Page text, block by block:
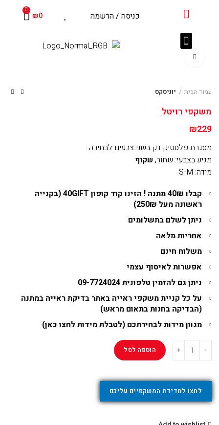
מֻפְעֶלֶת
בִּקְלִיק
לִנְגִישׁוּת
הָאֲתָר.
₪0
0
כניסה / הרשמה
עמוד הבית יוניסקס
משקפי רויטל
₪229
מסגרת פלסטיק דק בשני צבעים לבחירה
מגיע בצבעי: שחור, שקוף
מידה: S-M
קבלו 40₪ מתנה !
הזינו קוד קופון 40GIFT (בקנייה
ראשונה מעל 250₪)
ניתן לשלם בתשלומים
אחריות מלאה
משלוח חינם
אפשרות לאיסוף עצמי
ניתן גם להזמין טלפונית09-7724024
על כל קניית משקפי ראייה באתר בדיקת ראייה במתנה
(הבדיקה בחנות בתאום מראש)
מגוון מידות לבחירתכם (לטבלת מידות לחצו כאן)
הוספה לסל
לחצו למדידת המשקפיים עליכם